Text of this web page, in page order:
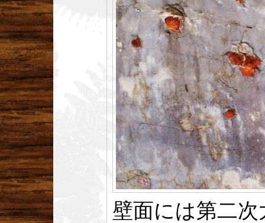
壁面には第二